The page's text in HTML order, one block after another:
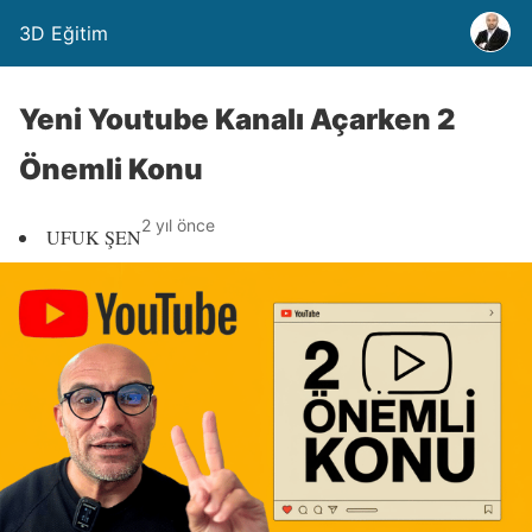
3D Eğitim
Yeni Youtube Kanalı Açarken 2
Önemli Konu
UFUK ŞEN2 yıl önce